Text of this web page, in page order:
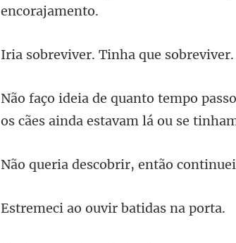
ver. Tinha q
os cães ai
obrir, então co
ouvir batid